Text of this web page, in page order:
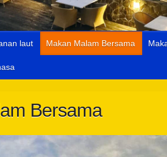
laut Makan Malam Bersama
Bersama